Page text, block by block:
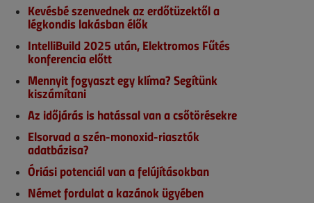
Kevésbé szenvednek az erdőtüzektől a
légkondis lakásban élők
IntelliBuild 2025 után, Elektromos Fűtés
konferencia előtt
Mennyit fogyaszt egy klíma? Segítünk
kiszámítani
Az időjárás is hatással van a csőtörésekre
Elsorvad a szén-monoxid-riasztók
adatbázisa?
Óriási potenciál van a felújításokban
Német fordulat a kazánok ügyében